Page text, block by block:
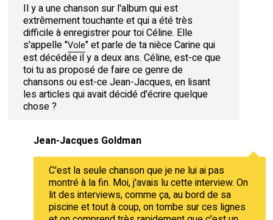
Il y a une chanson sur l'album qui est
extrêmement touchante et qui a été très
difficile à enregistrer pour toi Céline. Elle
s'appelle "Vole" et parle de ta nièce Carine qui
est décédée il y a deux ans. Céline, est-ce que
toi tu as proposé de faire ce genre de
chansons ou est-ce Jean-Jacques, en lisant
les articles qui avait décidé d'écrire quelque
chose ?
Jean-Jacques Goldman
C'est la seule chanson que je ne lui ai pas
montré à la fin. Moi, j'avais lu cette interview. On
lit des interviews, comme ça, au bord de sa
piscine et tout à coup, on tombe sur ces lignes